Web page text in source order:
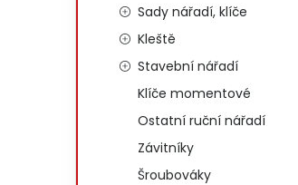
Sady nářadí, klíče
Kleště
Stavební nářadí
Klíče momentové
Ostatní ruční nářadí
Závitníky
Šroubováky